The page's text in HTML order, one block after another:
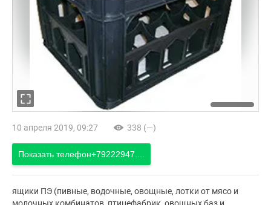
10 апреля 2019, 09:27 338 (—)
Показать телефон+79222947....
ящики ПЭ (пивные, водочные, овощные, лотки от мясо и